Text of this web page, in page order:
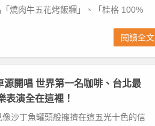
燒肉牛五花烤飯糰」、「桂格 100%
閱讀全文
開唱 世界第一名咖啡、台北最
表演全在這裡！
沙丁魚罐頭般擁擠在這五光十色的信